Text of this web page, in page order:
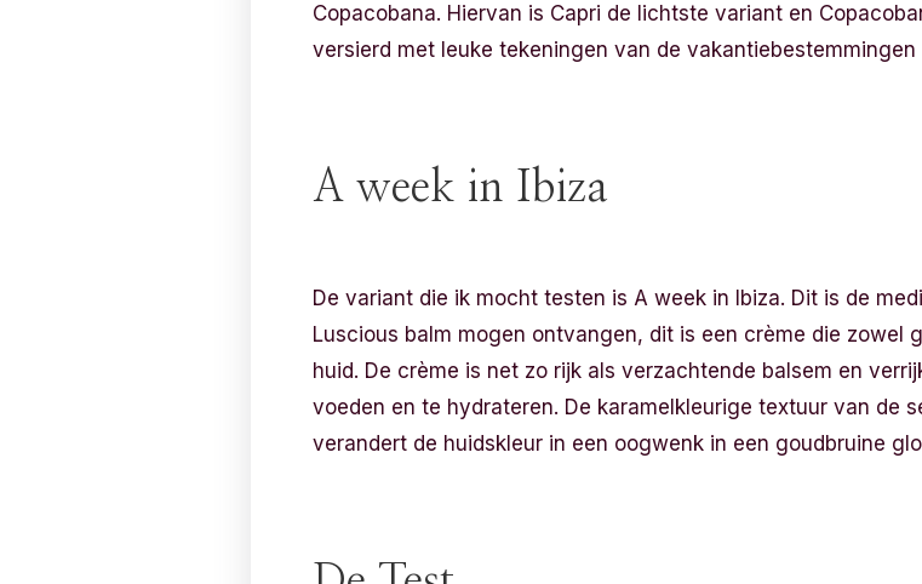
Copacobana. Hiervan is Capri de lichtste variant en
versierd met leuke tekeningen van de
A week in Ibiza
De variant die ik mocht testen is A week in Ibiza. Dit is de
Luscious balm mogen ontvangen, dit is een crème die zowel
huid. De crème is net zo rijk als verzachtende balsem en
voeden en te hydrateren. De karamelkleurige textuur van de
verandert de huidskleur in een oogwenk in een goudbruine